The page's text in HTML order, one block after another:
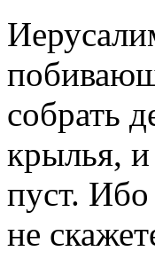
собрать
крылья, и
пуст.
не